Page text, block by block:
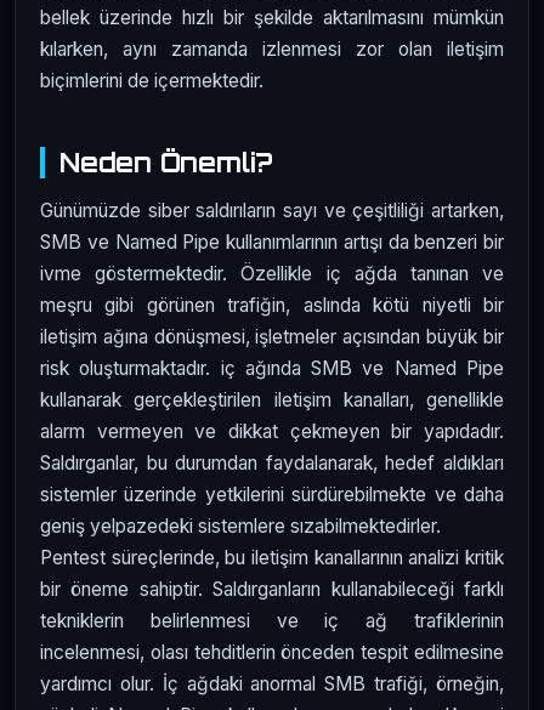
bellek üzerinde hızlı bir şekilde aktarılmasını mümkün
kılarken, aynı zamanda izlenmesi zor olan iletişim
biçimlerini de içermektedir.
Neden Önemli?
Günümüzde siber saldırıların sayı ve çeşitliliği artarken,
SMB ve Named Pipe kullanımlarının artışı da benzeri bir
ivme göstermektedir. Özellikle iç ağda tanınan ve
meşru gibi görünen trafiğin, aslında kötü niyetli bir
iletişim ağına dönüşmesi, işletmeler açısından büyük bir
risk oluşturmaktadır. iç ağında SMB ve Named Pipe
kullanarak gerçekleştirilen iletişim kanalları, genellikle
alarm vermeyen ve dikkat çekmeyen bir yapıdadır.
Saldırganlar, bu durumdan faydalanarak, hedef aldıkları
sistemler üzerinde yetkilerini sürdürebilmekte ve daha
geniş yelpazedeki sistemlere sızabilmektedirler.
Pentest süreçlerinde, bu iletişim kanallarının analizi kritik
bir öneme sahiptir. Saldırganların kullanabileceği farklı
tekniklerin belirlenmesi ve iç ağ trafiklerinin
incelenmesi, olası tehditlerin önceden tespit edilmesine
yardımcı olur. İç ağdaki anormal SMB trafiği, örneğin,